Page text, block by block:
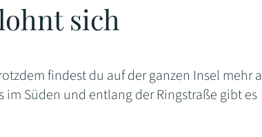
sich
findest du auf der ganzen Insel mehr
Süden und entlang der Ringstraße gibt es